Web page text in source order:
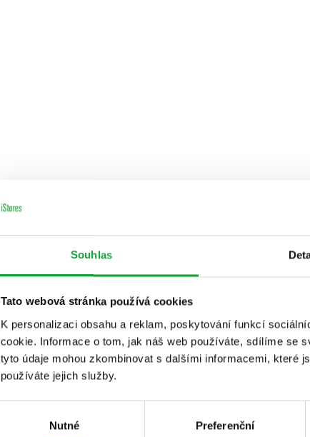
Souhlas
Tato webová stránka používá cookies
K personalizaci obsahu a reklam, poskytování funkcí
cookie. Informace o tom, jak náš web používáte, sdílíme se
tyto údaje mohou zkombinovat s dalšími informacemi, které
používáte jejich služby.
Nutné Preferenční